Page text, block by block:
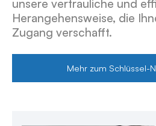
unsere vertrauliche und
Herangehensweise, die
Zugang verschafft.
Mehr zum Schlüssel-